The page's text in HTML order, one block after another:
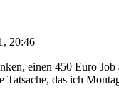
20:46
einen 450 Euro
Tatsache, das ich